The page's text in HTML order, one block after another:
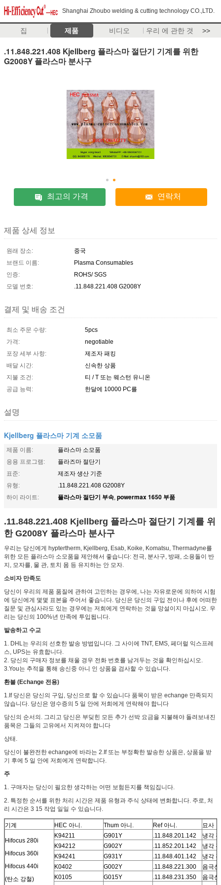
Shanghai Zhoubo welding & cutting technology CO.,LTD.
집 제품 비디오 우리 에 관한 것 >>
.11.848.221.408 Kjellberg 플라스마 절단기 기계를 위한
G2008Y 플라스마 분사구
최고의 가격 연락처
제품 상세 정보
원래 장소:
중국
브랜드 이름:
Plasma Consumables
인증:
ROHS/ SGS
모델 번호:
.11.848.221.408 G2008Y
결제 및 배송 조건
최소 주문 수량:
5pcs
가격:
negotiable
포장 세부 사항:
제조자 패킹
배달 시간:
신속한 상품
지불 조건:
티 / T 또는 웨스턴 유니온
공급 능력:
한달에 10000 PC를
설명
Kjellberg 플라스마 기계 소모품
제품 이름:
플라스마 소모품
응용 프로그램:
플라즈마 절단기
표준:
제조자 생산 기준
유형:
.11.848.221.408 G2008Y
하이 라이트:
플라스마 절단기 부속, powermax 1650 부품
.11.848.221.408 Kjellberg 플라스마 절단기 기계를 위
한 G2008Y 플라스마 분사구
우리는 당신에게 hyptertherm, Kjellberg, Esab, Koike, Komatsu, Thermadyne를
위한 모든 플라스마 소모품을 제안해서 좋습니다: 전극, 분사구, 방패, 소용돌이 반
지, 모자를, 물 관, 토치 몸 등 유지하는 안 모자.
소비자 만족도
당신이 우리의 제품 품질에 관하여 고민하는 경우에, 나는 자유로운에 의하여 시험
에 당신에게 몇몇 표본을 주어서 좋습니다. 당신은 당신의 구입 전이나 후에 어떠한
질문 및 관심사라도 있는 경우에는 저희에게 연락하는 것을 망설이지 마십시오. 우
리는 당신의 100%년 만족에 투입됩니다.
발송하고 수교
1. DHL는 우리의 선호한 발송 방법입니다. 그 사이에 TNT, EMS, 페더럴 익스프레
스, UPS는 유효합니다.
2. 당신의 구매자 정보를 채울 경우 전화 번호를 남겨두는 것을 확인하십시오.
3.You는 추적을 통해 송신중 아니 인 상품을 검사할 수 있습니다.
환불 (Echange 전용)
1.If 당신은 당신의 구입, 당신으로 할 수 있습니다 품목이 받은 echange 만족되지
않습니다. 당신은 영수증의 5 일 안에 저희에게 연락해야 합니다
당신의 순서의. 그리고 당신은 부딪힌 모든 추가 선박 요금을 지불해야 돌려보내진
품목은 그들의 고유에서 지켜져야 합니다
상태.
당신이 불완전한 echange에 바라는 2.If 또는 부정확한 발송한 상품은, 상품을 받
기 후에 5 일 안에 저희에게 연락합니다.
주
1. 구매자는 당신이 필요한 생각하는 어떤 보험든지를 책임집니다.
2. 특정한 순서를 위한 처리 시간은 제품 유형과 주식 상태에 변화합니다. 주로, 처
리 시간은 3 15 작업 일일 수 있습니다.
기계 HEC 아니. Thum 아니. Ref 아니. 묘사
Hifocus 280i
Hifocus 360i
Hifocus 440i
(탄소 강철)
K94211 G901Y .11.848.201.142
냉각 관
K94212
G902Y .11.852.201.142
냉각 관
K94241
G931Y .11.848.401.142
냉각 관
K0402
G002Y .11.848.221.300
음극
K0105
G015Y .11.848.231.350
음극